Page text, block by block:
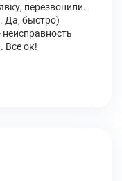
перезвонили.
Да, быстро)
Все ок!